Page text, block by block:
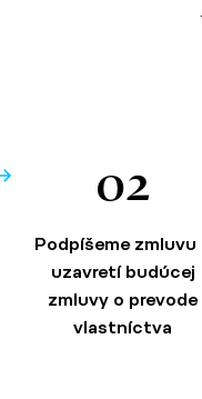
02
Podpíšeme zmluvu
uzavretí budúcej
zmluvy o prevode
vlastníctva